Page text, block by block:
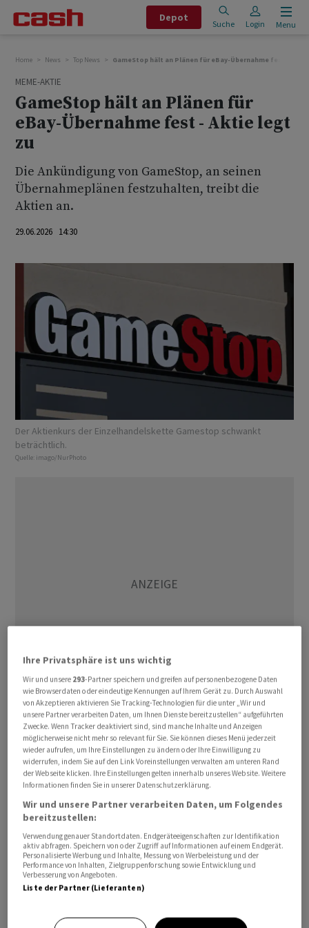
Depot
Suche Login Menu
Home News Top News GameStop hält an Plänen für eBay-Übernahme fest -
MEME-AKTIE
GameStop hält an Plänen für
eBay-Übernahme fest - Aktie legt
zu
Die Ankündigung von GameStop, ‌an ⁠seinen
Übernahmeplänen festzuhalten, treibt die
Aktien an.
29.06.2026 14:30
Der Aktienkurs der Einzelhandelskette Gamestop schwankt
beträchtlich.
Quelle: imago/NurPhoto
Die Papiere des Videospielehändlers legten ⁠am Montag
im vorbörslichen US-Handel um rund 1,5 Prozent zu.
Das Unternehmen hatte am Freitagabend ‌bekräftigt, an
der geplanten Übernahme des Online-Marktplatzes
eBay‌trotz dessen Ablehnung festhalten zu wollen.
GameStop​hatte im Vormonat ein unaufgefordertes
Angebot über rund 56 Milliarden Dollar in bar und
Aktien für das etwa fünfmal so grosse Unternehmen
vorgelegt, daseBayjedoch zurückwies.GameStop
Chef Ryan Cohen hatte die Märkte im Mai ‌mit dem
schlagkräftigeres Gegengewicht zum Branchenprimus
Ihre Privatsphäre ist uns wichtig
Wir und unsere 293-Partner speichern und greifen auf personenbezogene Daten
wie Browserdaten oder eindeutige Kennungen auf Ihrem Gerät zu. Durch Auswahl
von Akzeptieren aktivieren Sie Tracking-Technologien für die unter „Wir und
unsere Partner verarbeiten Daten, um Ihnen Dienste bereitzustellen“ aufgeführten
Zwecke. Wenn Tracker deaktiviert sind, sind manche Inhalte und Anzeigen
möglicherweise nicht mehr so relevant für Sie. Sie können dieses Menü jederzeit
wieder aufrufen, um Ihre Einstellungen zu ändern oder Ihre Einwilligung zu
widerrufen, indem Sie auf den Link Voreinstellungen verwalten am unteren Rand
der Webseite klicken. Ihre Einstellungen gelten innerhalb unseres Website. Weitere
Informationen finden Sie in unserer Datenschutzerklärung.
Wir und unsere Partner verarbeiten Daten, um Folgendes
bereitzustellen:
Verwendung genauer Standortdaten. Endgeräteeigenschaften zur Identifikation
aktiv abfragen. Speichern von oder Zugriff auf Informationen auf einem Endgerät.
Personalisierte Werbung und Inhalte, Messung von Werbeleistung und der
Performance von Inhalten, Zielgruppenforschung sowie Entwicklung und
Verbesserung von Angeboten.
Liste der Partner (Lieferanten)